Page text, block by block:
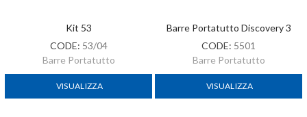
Kit 53
CODE: 53/04
Barre Portatutto
VISUALIZZA
Barre Portatutto Discovery 3
CODE: 5501
Barre Portatutto
VISUALIZZA